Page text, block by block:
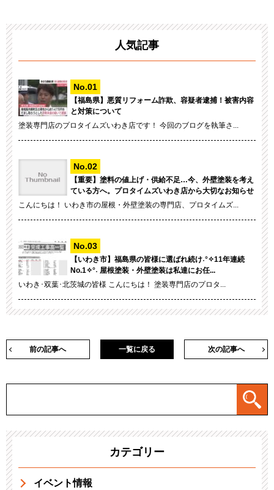
人気記事
【福島県】悪質リフォーム詐欺、容疑者逮捕！被害内容
と対策について
塗装専門店のプロタイムズいわき店です！ 今回のブログを執筆さ...
【重要】塗料の値上げ・供給不足…今、外壁塗装を考え
ている方へ。プロタイムズいわき店から大切なお知らせ
こんにちは！ いわき市の屋根・外壁塗装の専門店、プロタイムズ...
【いわき市】福島県の皆様に選ばれ続け˖°✧11年連続
No.1✧°˖ 屋根塗装・外壁塗装は私達にお任...
いわき･双葉･北茨城の皆様 こんにちは！ 塗装専門店のプロタ...
前の記事へ 次の記事へ
一覧に戻る
カテゴリー
イベント情報